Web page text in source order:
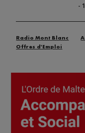
-
Radio Mont Blanc
Offres d'Emploi